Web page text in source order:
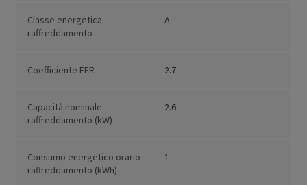
Classe energetica
raffreddamento
A
Coefficiente EER 2.7
Capacità nominale
raffreddamento (kW)
2.6
Consumo energetico orario
raffreddamento (kWh)
1